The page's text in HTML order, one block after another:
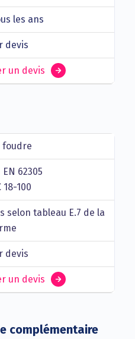
les ans
devis
un devis
foudre
EN 62305
18-100
selon tableau E.7 de la
devis
un devis
complémentaire